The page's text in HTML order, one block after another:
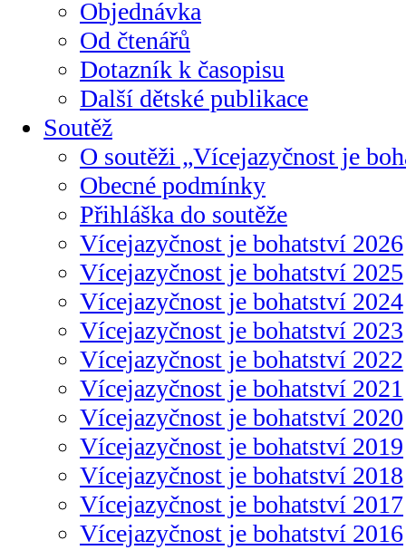
Objednávka
Od čtenářů
Dotazník k časopisu
Další dětské publikace
Soutěž
O soutěži „Vícejazyčnost je
Obecné podmínky
Přihláška do soutěže
Vícejazyčnost je bohatství 2026
Vícejazyčnost je bohatství 2025
Vícejazyčnost je bohatství 2024
Vícejazyčnost je bohatství 2023
Vícejazyčnost je bohatství 2022
Vícejazyčnost je bohatství 2021
Vícejazyčnost je bohatství 2020
Vícejazyčnost je bohatství 2019
Vícejazyčnost je bohatství 2018
Vícejazyčnost je bohatství 2017
Vícejazyčnost je bohatství 2016